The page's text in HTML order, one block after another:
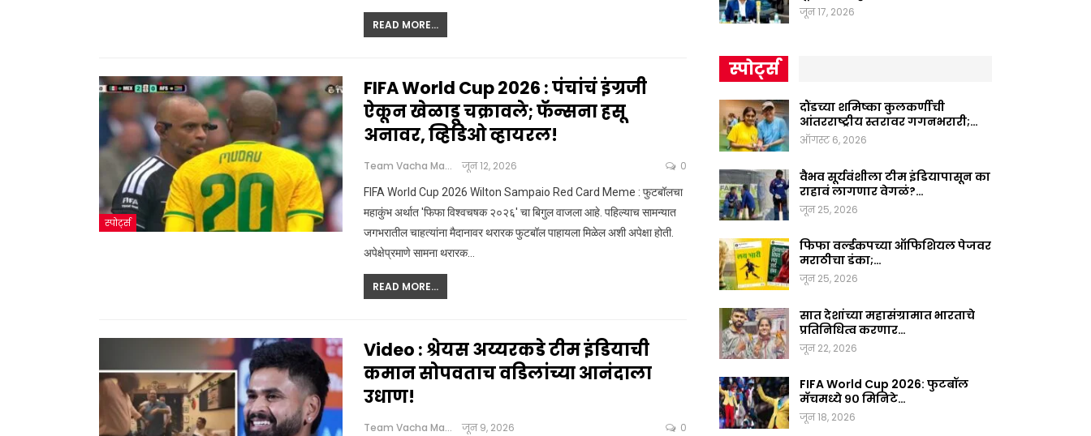
READ MORE...
स्पोर्ट्स
FIFA World Cup 2026 : पंचांचं इंग्रजी
ऐकून खेळाडू चक्रावले; फॅन्सना हसू
अनावर, व्हिडिओ व्हायरल!
Team Vacha Marathi जून 12, 2026 0
FIFA World Cup 2026 Wilton Sampaio Red Card Meme : फुटबॉलचा
महाकुंभ अर्थात 'फिफा विश्वचषक २०२६' चा बिगुल वाजला आहे. पहिल्याच सामन्यात
जगभरातील चाहत्यांना मैदानावर थरारक फुटबॉल पाहायला मिळेल अशी अपेक्षा होती.
अपेक्षेप्रमाणे सामना थरारक…
READ MORE...
Video : श्रेयस अय्यरकडे टीम इंडियाची
कमान सोपवताच वडिलांच्या आनंदाला
उधाण!
Team Vacha Marathi जून 9, 2026 0
जून 17, 2026
स्पोर्ट्स
दौंडच्या शमिष्का कुलकर्णीची
आंतरराष्ट्रीय स्तरावर गगनभरारी;…
ऑगस्ट 6, 2026
वैभव सूर्यवंशीला टीम इंडियापासून का
राहावं लागणार वेगळं?…
जून 25, 2026
फिफा वर्ल्डकपच्या ऑफिशियल पेजवर
मराठीचा डंका;…
जून 25, 2026
सात देशांच्या महासंग्रामात भारताचे
प्रतिनिधित्व करणार…
जून 22, 2026
FIFA World Cup 2026: फुटबॉल
मॅचमध्ये ९० मिनिटे…
जून 18, 2026